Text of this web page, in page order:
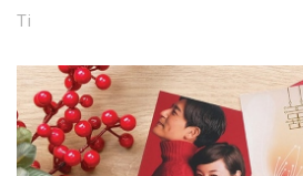
Ti